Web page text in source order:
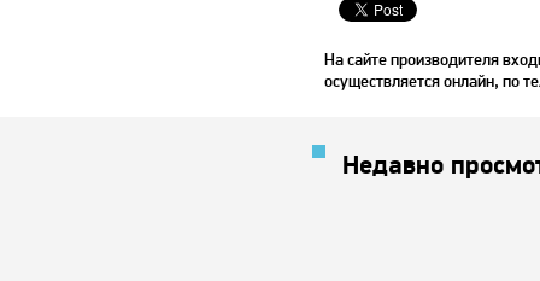
Хаки
На сайте производителя
осуществляется онлайн, по
Недавно